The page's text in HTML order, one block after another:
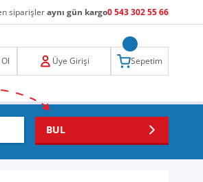
siparişleraynı gün kargo0 543 302 55 66
Üye Girişi Sepetim
BUL